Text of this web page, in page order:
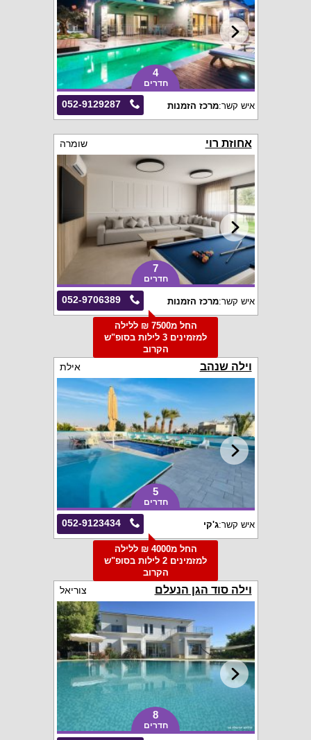
4
חדרים
052-9129287 איש קשר:מרכז הזמנות
אחוזת רוי שומרה
7
חדרים
052-9706389 איש קשר:מרכז הזמנות
החל מ7500 ₪ ללילה
למזמינים 3 לילות בסופ"ש
הקרוב
וילה שנהב אילת
5
חדרים
052-9123434 איש קשר:ג'קי
החל מ4000 ₪ ללילה
למזמינים 2 לילות בסופ"ש
הקרוב
וילה סוד הגן הנעלם צוריאל
8
חדרים